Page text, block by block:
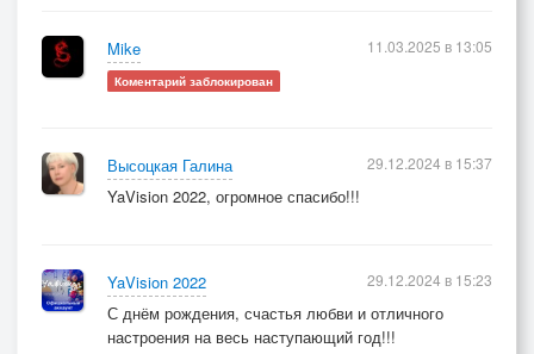
Mike
Коментарий заблокирован
11.03.2025 в 13:05
Высоцкая Галина
YaVision 2022, огромное спасибо!!!
29.12.2024 в 15:37
YaVision 2022
С днём рождения, счастья любви и отличного
настроения на весь наступающий год!!!
29.12.2024 в 15:23